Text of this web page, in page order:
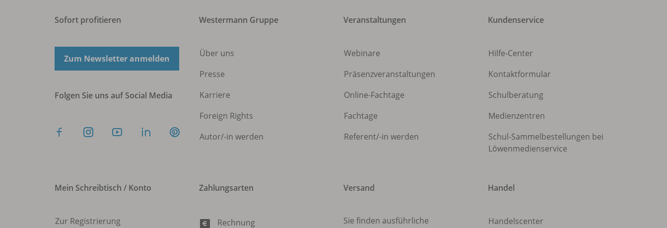
Sofort profitieren
Zum Newsletter anmelden
Folgen Sie uns auf Social Media
Westermann Gruppe
Über uns
Presse
Karriere
Foreign Rights
Autor/-in werden
Veranstaltungen
Webinare
Präsenzveranstaltungen
Online-Fachtage
Fachtage
Referent/-in werden
Kundenservice
Hilfe-Center
Kontaktformular
Schulberatung
Medienzentren
Schul-Sammelbestellungen bei
Löwenmedienservice
Mein Schreibtisch / Konto
Zur Registrierung
Zahlungsarten
Rechnung
Versand
Sie finden ausführliche
Handel
Handelscenter